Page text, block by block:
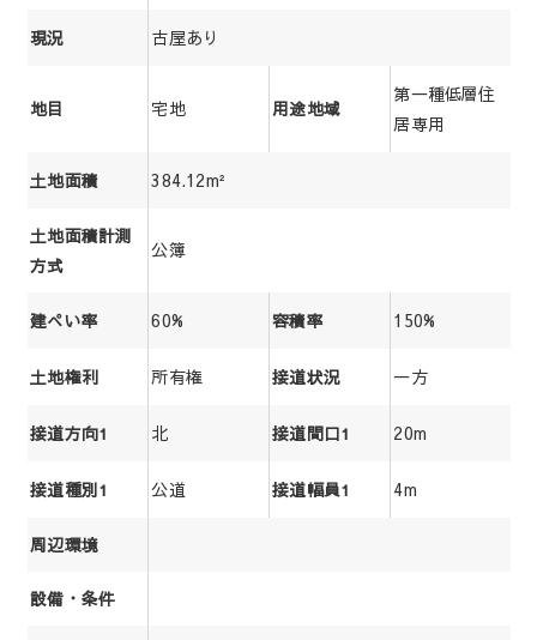
現況 古屋あり
地目 宅地 用途地域
第一種低層住
居専用
土地面積 384.12m²
土地面積計測
方式
公簿
建ぺい率 60% 容積率 150%
土地権利 所有権 接道状況 一方
接道方向1 北 接道間口1 20m
接道種別1 公道 接道幅員1 4m
周辺環境
設備・条件